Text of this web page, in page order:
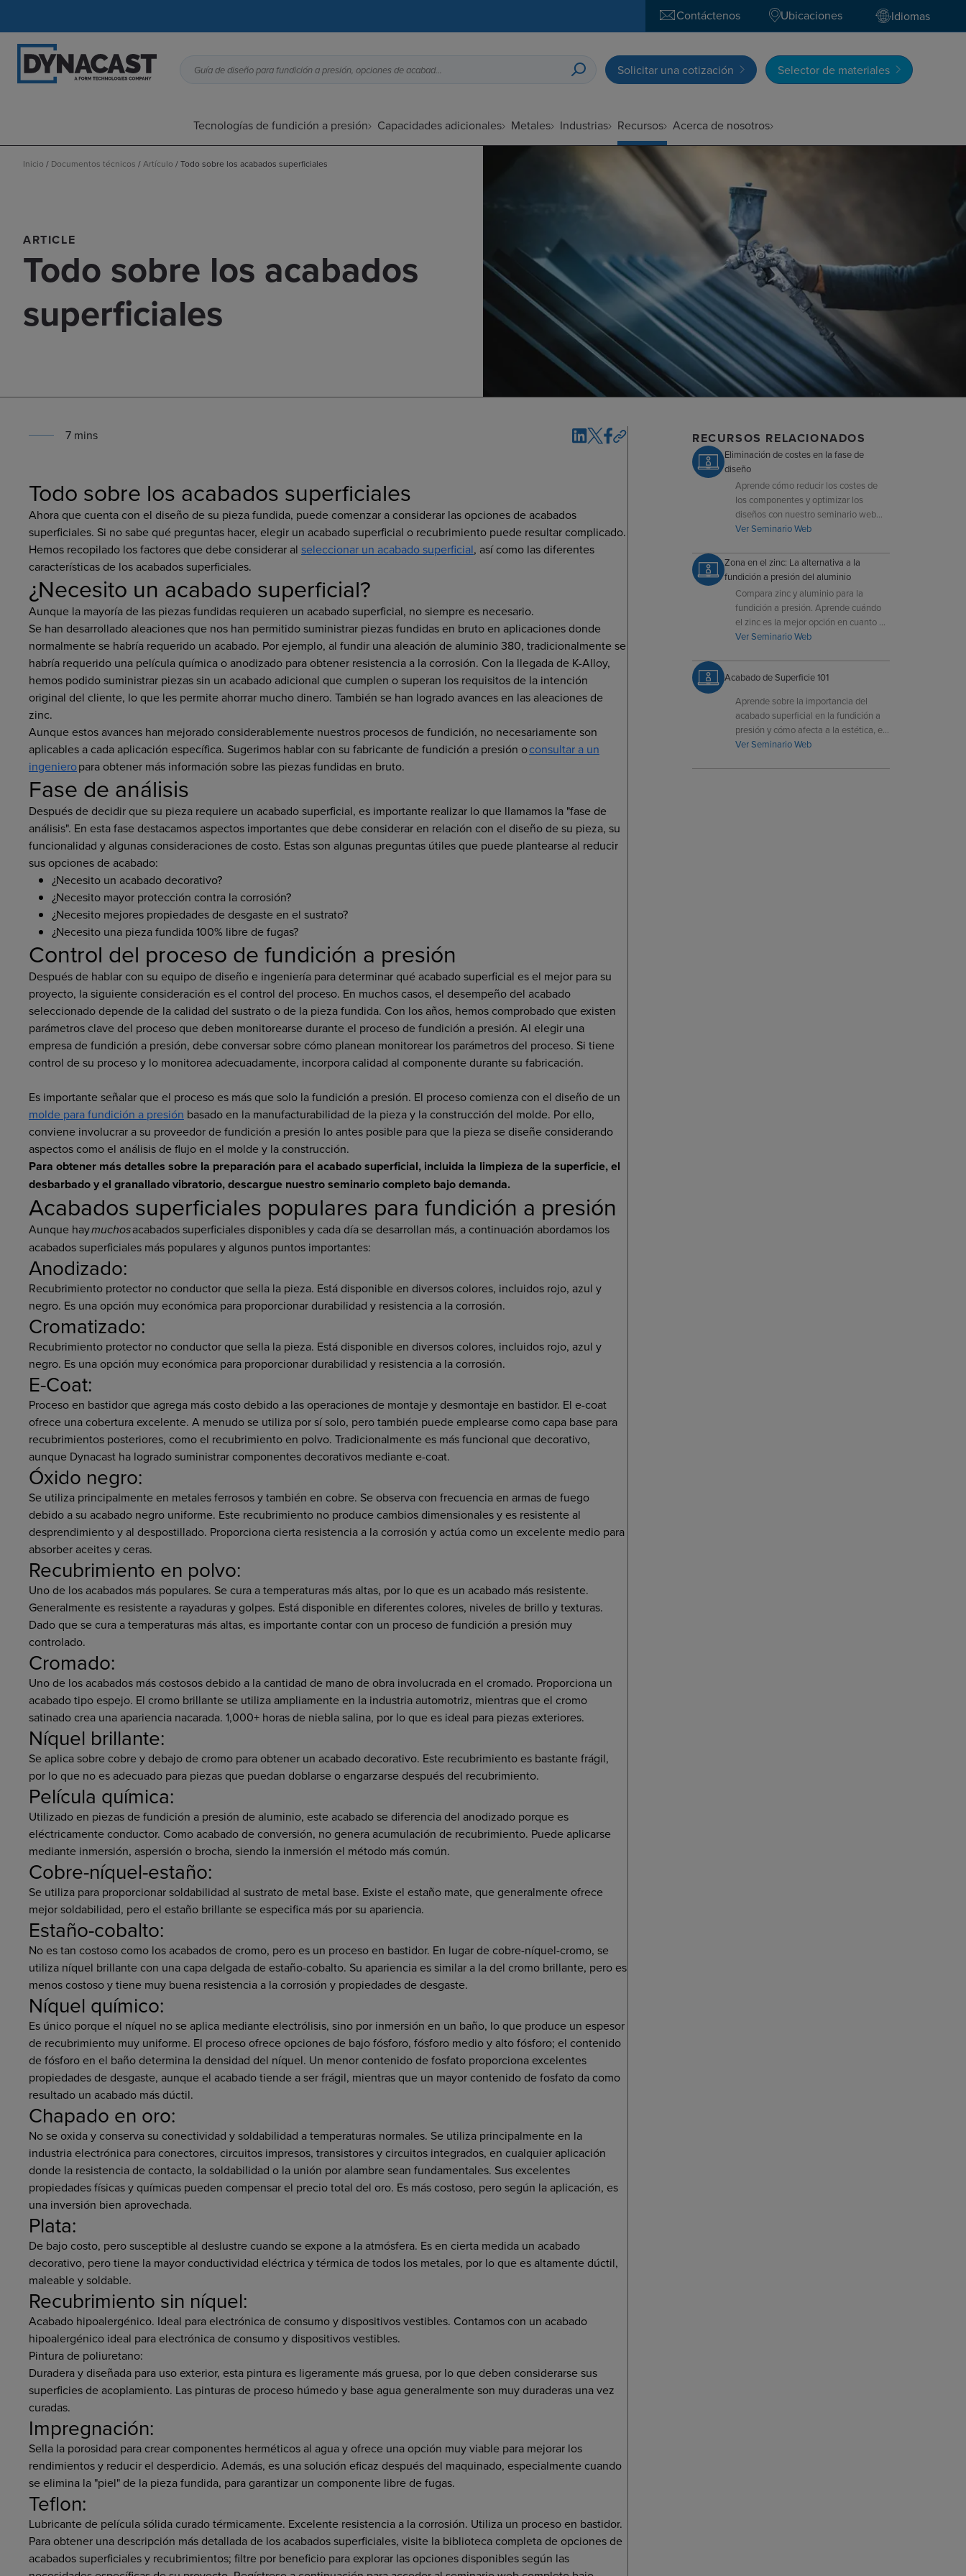
Contáctenos Ubicaciones Idiomas
Guía de diseño para fundición a presión, opciones de acabado superficial, etc. Solicitar una cotización Selector de materiales
Tecnologías de fundición a presión Capacidades adicionales Metales Industrias Recursos Acerca de nosotros
Inicio / Documentos técnicos /Artículo /Todo sobre los acabados superficiales
ARTICLE
Todo sobre los acabados
superficiales
7 mins
Todo sobre los acabados superficiales
Ahora que cuenta con el diseño de su pieza fundida, puede comenzar a considerar las opciones de acabados
superficiales. Si no sabe qué preguntas hacer, elegir un acabado superficial o recubrimiento puede resultar complicado.
Hemos recopilado los factores que debe considerar al seleccionar un acabado superficial, así como las diferentes
características de los acabados superficiales.
¿Necesito un acabado superficial?
Aunque la mayoría de las piezas fundidas requieren un acabado superficial, no siempre es necesario.
Se han desarrollado aleaciones que nos han permitido suministrar piezas fundidas en bruto en aplicaciones donde
normalmente se habría requerido un acabado. Por ejemplo, al fundir una aleación de aluminio 380, tradicionalmente se
habría requerido una película química o anodizado para obtener resistencia a la corrosión. Con la llegada de K-Alloy,
hemos podido suministrar piezas sin un acabado adicional que cumplen o superan los requisitos de la intención
original del cliente, lo que les permite ahorrar mucho dinero. También se han logrado avances en las aleaciones de
zinc.
Aunque estos avances han mejorado considerablemente nuestros procesos de fundición, no necesariamente son
aplicables a cada aplicación específica. Sugerimos hablar con su fabricante de fundición a presión oconsultar a un
ingenieropara obtener más información sobre las piezas fundidas en bruto.
Fase de análisis
Después de decidir que su pieza requiere un acabado superficial, es importante realizar lo que llamamos la "fase de
análisis". En esta fase destacamos aspectos importantes que debe considerar en relación con el diseño de su pieza, su
funcionalidad y algunas consideraciones de costo. Estas son algunas preguntas útiles que puede plantearse al reducir
sus opciones de acabado:
¿Necesito un acabado decorativo?
¿Necesito mayor protección contra la corrosión?
¿Necesito mejores propiedades de desgaste en el sustrato?
¿Necesito una pieza fundida 100% libre de fugas?
Control del proceso de fundición a presión
Después de hablar con su equipo de diseño e ingeniería para determinar qué acabado superficial es el mejor para su
proyecto, la siguiente consideración es el control del proceso. En muchos casos, el desempeño del acabado
seleccionado depende de la calidad del sustrato o de la pieza fundida. Con los años, hemos comprobado que existen
parámetros clave del proceso que deben monitorearse durante el proceso de fundición a presión. Al elegir una
empresa de fundición a presión, debe conversar sobre cómo planean monitorear los parámetros del proceso. Si tiene
control de su proceso y lo monitorea adecuadamente, incorpora calidad al componente durante su fabricación.
Es importante señalar que el proceso es más que solo la fundición a presión. El proceso comienza con el diseño de un
molde para fundición a presión basado en la manufacturabilidad de la pieza y la construcción del molde. Por ello,
conviene involucrar a su proveedor de fundición a presión lo antes posible para que la pieza se diseñe considerando
aspectos como el análisis de flujo en el molde y la construcción.
Para obtener más detalles sobre la preparación para el acabado superficial, incluida la limpieza de la superficie, el
desbarbado y el granallado vibratorio, descargue nuestro seminario completo bajo demanda.
Acabados superficiales populares para fundición a presión
Aunque haymuchosacabados superficiales disponibles y cada día se desarrollan más, a continuación abordamos los
acabados superficiales más populares y algunos puntos importantes:
Anodizado:
Recubrimiento protector no conductor que sella la pieza. Está disponible en diversos colores, incluidos rojo, azul y
negro. Es una opción muy económica para proporcionar durabilidad y resistencia a la corrosión.
Cromatizado:
Recubrimiento protector no conductor que sella la pieza. Está disponible en diversos colores, incluidos rojo, azul y
negro. Es una opción muy económica para proporcionar durabilidad y resistencia a la corrosión.
E-Coat:
Proceso en bastidor que agrega más costo debido a las operaciones de montaje y desmontaje en bastidor. El e-coat
ofrece una cobertura excelente. A menudo se utiliza por sí solo, pero también puede emplearse como capa base para
recubrimientos posteriores, como el recubrimiento en polvo. Tradicionalmente es más funcional que decorativo,
aunque Dynacast ha logrado suministrar componentes decorativos mediante e-coat.
Óxido negro:
Se utiliza principalmente en metales ferrosos y también en cobre. Se observa con frecuencia en armas de fuego
debido a su acabado negro uniforme. Este recubrimiento no produce cambios dimensionales y es resistente al
desprendimiento y al despostillado. Proporciona cierta resistencia a la corrosión y actúa como un excelente medio para
absorber aceites y ceras.
Recubrimiento en polvo:
Uno de los acabados más populares. Se cura a temperaturas más altas, por lo que es un acabado más resistente.
Generalmente es resistente a rayaduras y golpes. Está disponible en diferentes colores, niveles de brillo y texturas.
Dado que se cura a temperaturas más altas, es importante contar con un proceso de fundición a presión muy
controlado.
Cromado:
Uno de los acabados más costosos debido a la cantidad de mano de obra involucrada en el cromado. Proporciona un
acabado tipo espejo. El cromo brillante se utiliza ampliamente en la industria automotriz, mientras que el cromo
satinado crea una apariencia nacarada. 1,000+ horas de niebla salina, por lo que es ideal para piezas exteriores.
Níquel brillante:
Se aplica sobre cobre y debajo de cromo para obtener un acabado decorativo. Este recubrimiento es bastante frágil,
por lo que no es adecuado para piezas que puedan doblarse o engarzarse después del recubrimiento.
Película química:
Utilizado en piezas de fundición a presión de aluminio, este acabado se diferencia del anodizado porque es
eléctricamente conductor. Como acabado de conversión, no genera acumulación de recubrimiento. Puede aplicarse
mediante inmersión, aspersión o brocha, siendo la inmersión el método más común.
Cobre-níquel-estaño:
Se utiliza para proporcionar soldabilidad al sustrato de metal base. Existe el estaño mate, que generalmente ofrece
mejor soldabilidad, pero el estaño brillante se especifica más por su apariencia.
Estaño-cobalto:
No es tan costoso como los acabados de cromo, pero es un proceso en bastidor. En lugar de cobre-níquel-cromo, se
utiliza níquel brillante con una capa delgada de estaño-cobalto. Su apariencia es similar a la del cromo brillante, pero es
menos costoso y tiene muy buena resistencia a la corrosión y propiedades de desgaste.
Níquel químico:
Es único porque el níquel no se aplica mediante electrólisis, sino por inmersión en un baño, lo que produce un espesor
de recubrimiento muy uniforme. El proceso ofrece opciones de bajo fósforo, fósforo medio y alto fósforo; el contenido
de fósforo en el baño determina la densidad del níquel. Un menor contenido de fosfato proporciona excelentes
propiedades de desgaste, aunque el acabado tiende a ser frágil, mientras que un mayor contenido de fosfato da como
resultado un acabado más dúctil.
Chapado en oro:
No se oxida y conserva su conectividad y soldabilidad a temperaturas normales. Se utiliza principalmente en la
industria electrónica para conectores, circuitos impresos, transistores y circuitos integrados, en cualquier aplicación
donde la resistencia de contacto, la soldabilidad o la unión por alambre sean fundamentales. Sus excelentes
propiedades físicas y químicas pueden compensar el precio total del oro. Es más costoso, pero según la aplicación, es
una inversión bien aprovechada.
Plata:
De bajo costo, pero susceptible al deslustre cuando se expone a la atmósfera. Es en cierta medida un acabado
decorativo, pero tiene la mayor conductividad eléctrica y térmica de todos los metales, por lo que es altamente dúctil,
maleable y soldable.
Recubrimiento sin níquel:
Acabado hipoalergénico. Ideal para electrónica de consumo y dispositivos vestibles. Contamos con un acabado
hipoalergénico ideal para electrónica de consumo y dispositivos vestibles.
Pintura de poliuretano:
Duradera y diseñada para uso exterior, esta pintura es ligeramente más gruesa, por lo que deben considerarse sus
superficies de acoplamiento. Las pinturas de proceso húmedo y base agua generalmente son muy duraderas una vez
curadas.
Impregnación:
Sella la porosidad para crear componentes herméticos al agua y ofrece una opción muy viable para mejorar los
rendimientos y reducir el desperdicio. Además, es una solución eficaz después del maquinado, especialmente cuando
se elimina la "piel" de la pieza fundida, para garantizar un componente libre de fugas.
Teflon:
Lubricante de película sólida curado térmicamente. Excelente resistencia a la corrosión. Utiliza un proceso en bastidor.
Para obtener una descripción más detallada de los acabados superficiales, visite la biblioteca completa de opciones de
acabados superficiales y recubrimientos; filtre por beneficio para explorar las opciones disponibles según las
RECURSOS RELACIONADOS
Eliminación de costes en la fase de
diseño
Aprende cómo reducir los costes de
los componentes y optimizar los
diseños con nuestro seminario web
bajo demanda sobre Diseño para la
Ver Seminario Web
Zona en el zinc: La alternativa a la
fundición a presión del aluminio
Compara zinc y aluminio para la
fundición a presión. Aprende cuándo
el zinc es la mejor opción en cuanto a
resistencia, detalle y rentabilidad.
Ver Seminario Web
Acabado de Superficie 101
Aprende sobre la importancia del
acabado superficial en la fundición a
presión y cómo afecta a la estética, el
rendimiento y la durabilidad.
Ver Seminario Web